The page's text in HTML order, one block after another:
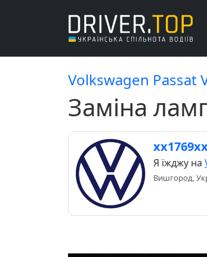
Volkswagen Passat
Заміна
Я їжджу на
Вишгород,